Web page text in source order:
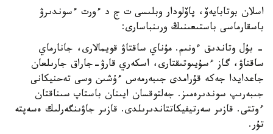
اسلان بوتابايەۆ، پاۆلودار وبلىسى ت ج د ءورت ءسوندىرۋ
باسقارماسى باستىعىنىڭ ورىنباسارى:
- بۇل وتاندىق ءونىم. مۇناي ساقتاۋ قويمالارى، جانارماي
ساقتاۋ، گاز ءسۇيىوتىقتارى، اسكەري قارۋ-جاراق جارىلعان
جاعدايدا جەكە قۇرامدى جىبەرمەس ءۇشىن وسى تەحنيكانى
جىبەرىپ سوندىرەمىز. جەلتوقسان ايىنان باستاپ سىناقتان
ءوتتى. قازىر سەرتيفيكاتتاندىرىلدى. قازىر جاۋىنگەرلىك ەسەپتە
تۇر.